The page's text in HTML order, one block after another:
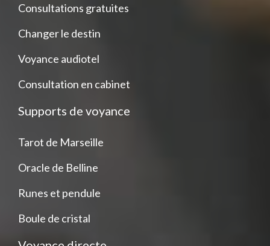
Consultations gratuites
Changer le destin
Voyance audiotel
Consultation en cabinet
Supports de voyance
Tarot de Marseille
Oracle de Belline
Runes et pendule
Boule de cristal